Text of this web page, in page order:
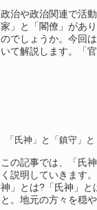
政治や政治関連で活
家」と「閣僚」があ
のでしょうか。今回
いて解説します。「
「氏神」と「鎮守」
この記事では、「氏
く説明していきます
神」とは?「氏神」と
と。地元の方々を穏